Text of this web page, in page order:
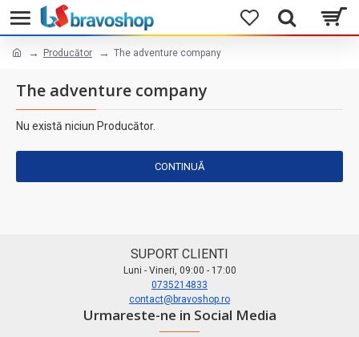
Producător The adventure company
The adventure company
Nu există niciun Producător.
CONTINUĂ
SUPORT CLIENTI
Luni - Vineri, 09:00 - 17:00
0735214833
contact@bravoshop.ro
Urmareste-ne in Social Media